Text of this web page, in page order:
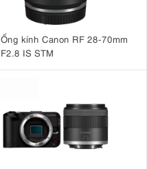
Ống kính Canon RF 28-70mm
F2.8 IS STM